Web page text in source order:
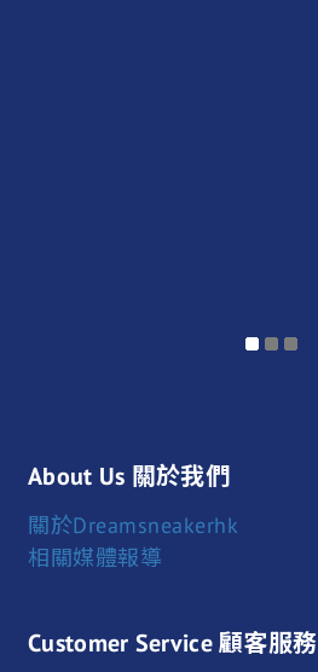
About Us 關於我們
關於Dreamsneakerhk
相關媒體報導
Customer Service 顧客服務